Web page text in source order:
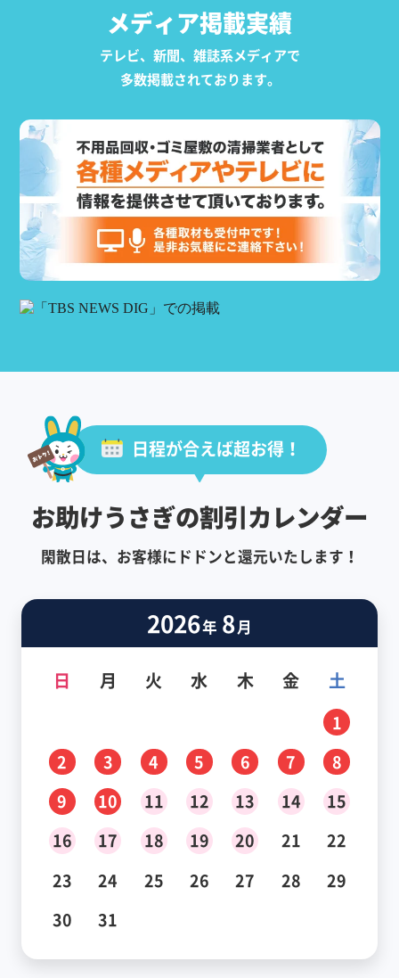
メディア掲載実績
テレビ、新聞、雑誌系メディアで
多数掲載されております。
日程が合えば超お得！
お助けうさぎの割引カレンダー
閑散日は、お客様にドドンと還元いたします！
2026年 8月
日 月 火 水 木 金 土
1
2
3 4 5 6 7
8
9
10 11 12 13 14
15
16
17 18 19 20 21
22
23
24 25 26 27 28
29
30
31